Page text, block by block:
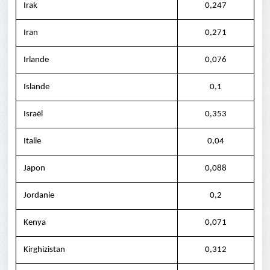
Irak 0,247
Iran 0,271
Irlande 0,076
Islande 0,1
Israël 0,353
Italie 0,04
Japon 0,088
Jordanie 0,2
Kenya 0,071
Kirghizistan 0,312